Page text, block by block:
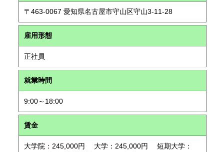
〒463-0067 愛知県名古屋市守山区守山3-11-28
雇用形態
正社員
就業時間
9:00～18:00
賃金
大学院：245,000円 大学：245,000円 短期大学：